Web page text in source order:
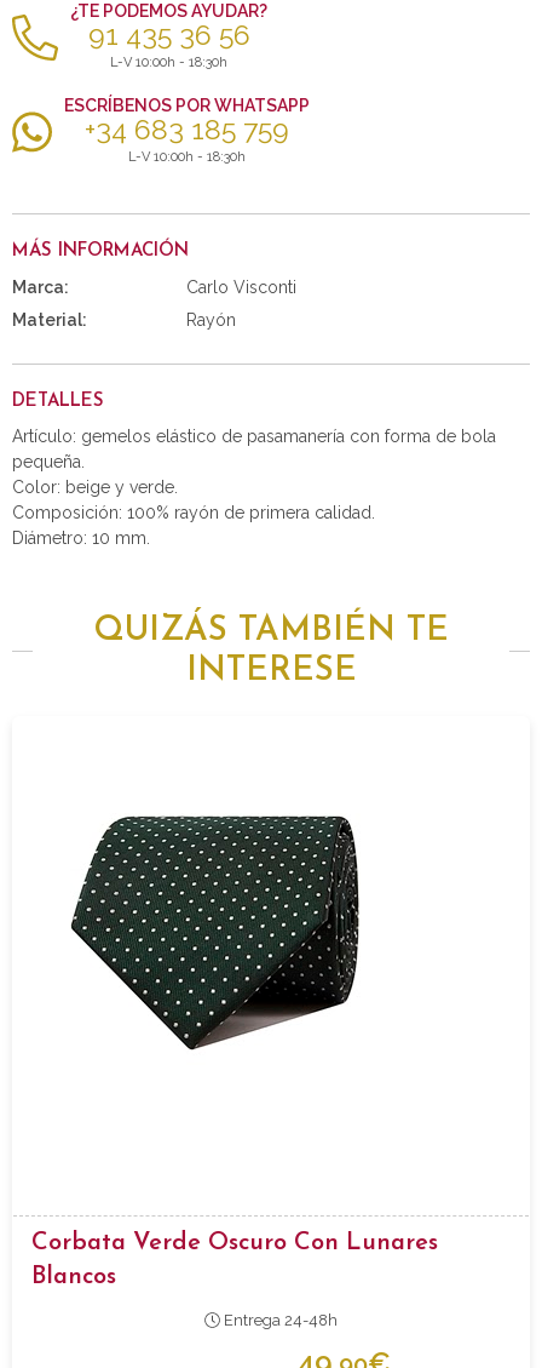
¿TE PODEMOS AYUDAR?
91 435 36 56
L-V 10:00h - 18:30h
ESCRÍBENOS POR WHATSAPP
+34 683 185 759
L-V 10:00h - 18:30h
MÁS INFORMACIÓN
Marca:
Carlo Visconti
Material:
Rayón
DETALLES
Artículo: gemelos elástico de pasamanería con forma de bola
pequeña.
Color: beige y verde.
Composición: 100% rayón de primera calidad.
Diámetro: 10 mm.
QUIZÁS TAMBIÉN TE
INTERESE
Corbata Verde Oscuro Con Lunares
Blancos
Entrega 24-48h